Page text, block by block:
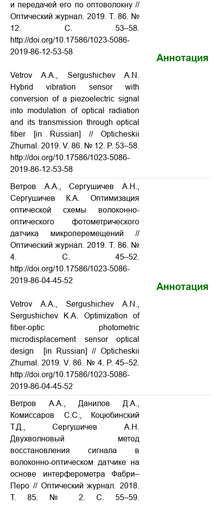
и передачей его по оптоволокну //
Оптический журнал. 2019. Т. 86. №
12. С. 53–58.
http://doi.org/10.17586/1023-5086-
2019-86-12-53-58
Vetrov A.A., Sergushichev A.N.
Hybrid vibration sensor with
conversion of a piezoelectric signal
into modulation of optical radiation
and its transmission through optical
fiber
[in Russian] // Opticheskii
Zhurnal.
2019. V. 86. № 12. P. 53–58.
http://doi.org/10.17586/1023-5086-
2019-86-12-53-58
Аннотация
Ветров А.А., Сергушичев А.Н.,
Сергушичев К.А. Оптимизация
оптической схемы волоконно-
оптического фотометрического
датчика микроперемещений //
Оптический журнал. 2019. Т. 86. №
4. С. 45–52.
http://doi.org/10.17586/1023-5086-
2019-86-04-45-52
Vetrov A.A., Sergushichev A.N.,
Sergushichev K.A. Optimization of
fiber-optic photometric
microdisplacement sensor optical
design
[in Russian] // Opticheskii
Zhurnal. 2019. V. 86. № 4. P. 45–52.
http://doi.org/10.17586/1023-5086-
2019-86-04-45-52
Аннотация
Ветров А.А., Данилов Д.А.,
Комиссаров С.С., Коцюбинский
Т.Д., Сергушичев А.Н.
Двухволновый метод
восстановления сигнала в
волоконно-оптическом датчике на
основе интерферометра Фабри–
Перо // Оптический журнал. 2018.
Т. 85. № 2. С. 55–59.